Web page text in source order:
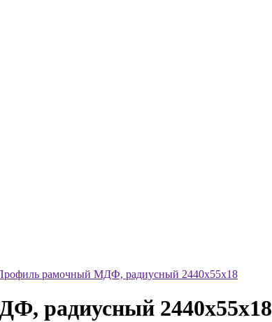
рамочный МДФ, радиусный 2440х55х18
радиусный 2440х55х18